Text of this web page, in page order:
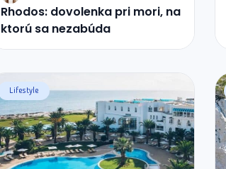
Rhodos: dovolenka pri mori, na
ktorú sa nezabúda
Lifestyle